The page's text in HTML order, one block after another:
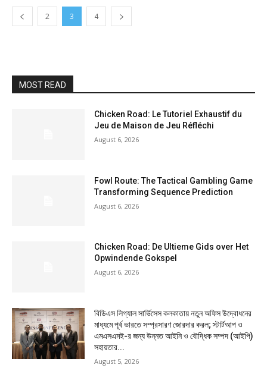
2 3 4
MOST READ
Chicken Road: Le Tutoriel Exhaustif du
Jeu de Maison de Jeu Réfléchi
August 6, 2026
Fowl Route: The Tactical Gambling Game
Transforming Sequence Prediction
August 6, 2026
Chicken Road: De Ultieme Gids over Het
Opwindende Gokspel
August 6, 2026
বিডিএস লিগ্যাল সার্ভিসেস কলকাতায় নতুন অফিস উদ্বোধনের
মাধ্যমে পূর্ব ভারতে সম্প্রসারণ জোরদার করল; স্টার্টআপ ও
এমএসএমই-র জন্য উন্নত আইনি ও বৌদ্ধিক সম্পদ (আইপি)
সহায়তার...
August 5, 2026